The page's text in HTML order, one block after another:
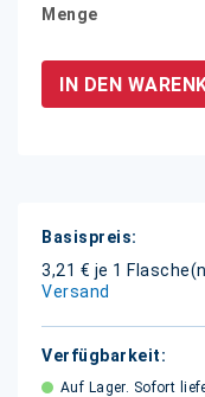
Menge
IN DEN
Weitere
Informationen
3,21 € je 1
Versand
Auf Lager. Sofort